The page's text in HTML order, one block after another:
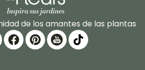
de los amantes de las plantas